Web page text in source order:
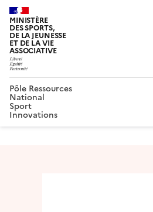
MINISTÈRE
DES SPORTS,
DE LA JEUNESSE
ET DE LA VIE
ASSOCIATIVE
Pôle Ressources
National
Sport
Innovations